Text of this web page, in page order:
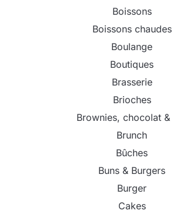
Boissons
Boissons chaudes
Boulange
Boutiques
Brasserie
Brioches
Brownies, chocolat &
Brunch
Bûches
Buns & Burgers
Burger
Cakes